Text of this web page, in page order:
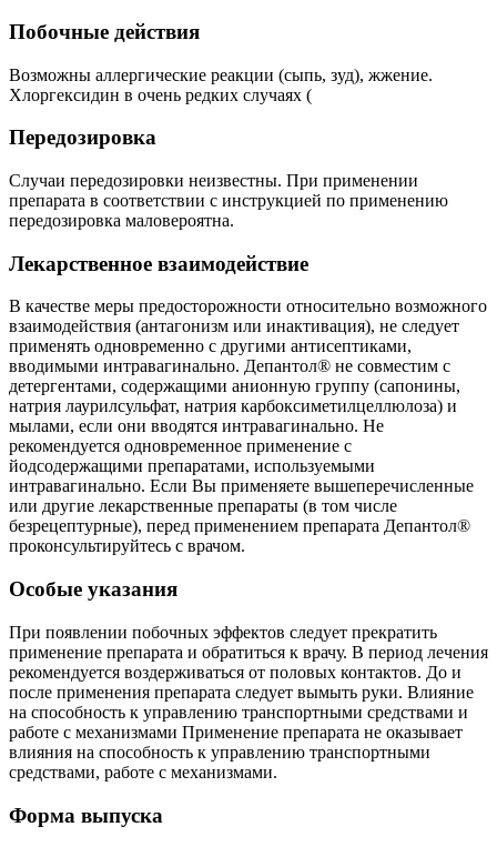
Побочные действия
Возможны аллергические реакции (сыпь, зуд), жжение.
Хлоргексидин в очень редких случаях (
Передозировка
Случаи передозировки неизвестны. При применении
препарата в соответствии с инструкцией по применению
передозировка маловероятна.
Лекарственное взаимодействие
В качестве меры предосторожности относительно возможного
взаимодействия (антагонизм или инактивация), не следует
применять одновременно с другими антисептиками,
вводимыми интравагинально. Депантол® не совместим с
детергентами, содержащими анионную группу (сапонины,
натрия лаурилсульфат, натрия карбоксиметилцеллюлоза) и
мылами, если они вводятся интравагинально. Не
рекомендуется одновременное применение с
йодсодержащими препаратами, используемыми
интравагинально. Если Вы применяете вышеперечисленные
или другие лекарственные препараты (в том числе
безрецептурные), перед применением препарата Депантол®
проконсультируйтесь с врачом.
Особые указания
При появлении побочных эффектов следует прекратить
применение препарата и обратиться к врачу. В период лечения
рекомендуется воздерживаться от половых контактов. До и
после применения препарата следует вымыть руки. Влияние
на способность к управлению транспортными средствами и
работе с механизмами Применение препарата не оказывает
влияния на способность к управлению транспортными
средствами, работе с механизмами.
Форма выпуска